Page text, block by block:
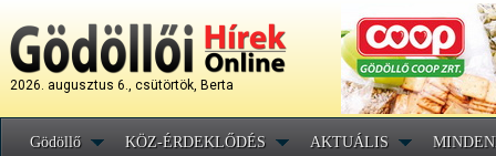
2026. augusztus 6., csütörtök, Berta
Gödöllő KÖZ-ÉRDEKLŐDÉS AKTUÁLIS